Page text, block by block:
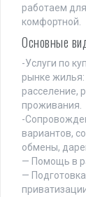
работаем
комфортной.
Основные
-Услуги по
рынке
расселение,
проживания.
-
вариантов,
обмены,
— Помощь в
—